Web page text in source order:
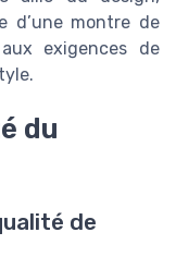
d’une montre de
exigences de
du
de